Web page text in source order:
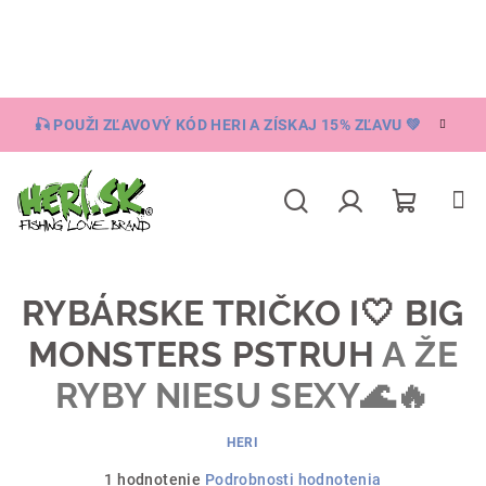
🎣 POUŽI ZĽAVOVÝ KÓD HERI A ZÍSKAJ 15% ZĽAVU 💚
košík
RYBÁRSKE TRIČKO I🤍 BIG
MONSTERS PSTRUHA ŽE
RYBY NIESU SEXY🌊🔥
HERI
Priemerné
1 hodnotenie Podrobnosti hodnotenia